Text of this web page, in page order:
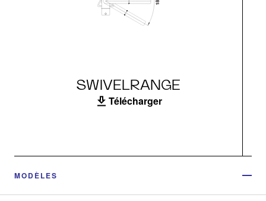
SWIVELRANGE
Télécharger
MODÈLES